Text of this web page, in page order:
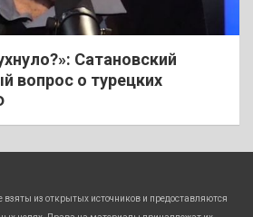
Сатановский
вопрос о турецких
из открытых источников и предоставляются